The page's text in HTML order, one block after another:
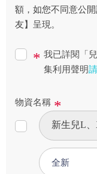
額，如您不同意公
友】呈現。
我已詳閱「
集利用聲明
物資名稱
全新